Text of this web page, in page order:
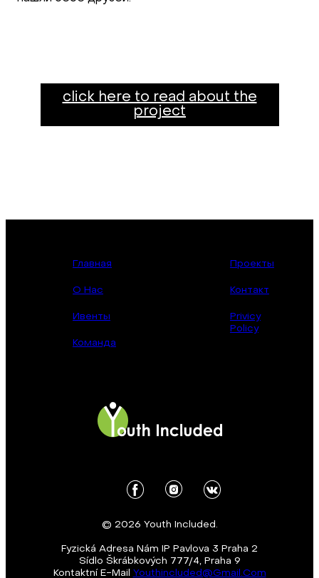
click here to read about the
project
Главная
О Нас
Ивенты
Команда
Проекты
Контакт
Privicy
Policy
© 2026 Youth Included.
Fyzická Adresa Nám IP Pavlova 3 Praha 2
Sídlo Škrábkových 777/4, Praha 9
Kontaktní E-Mail Youthincluded@gmail.com